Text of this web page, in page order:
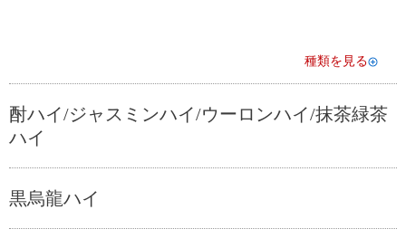
種類を見る
酎ハイ/ジャスミンハイ/ウーロンハイ/抹茶緑茶
ハイ
黒烏龍ハイ